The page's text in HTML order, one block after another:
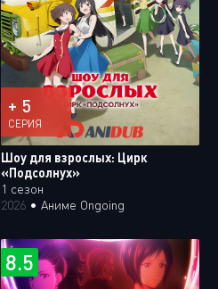
+ 5
СЕРИЯ
Шоу для взрослых: Цирк
«Подсолнух»
1 сезон
2026 •Аниме Ongoing
8.5